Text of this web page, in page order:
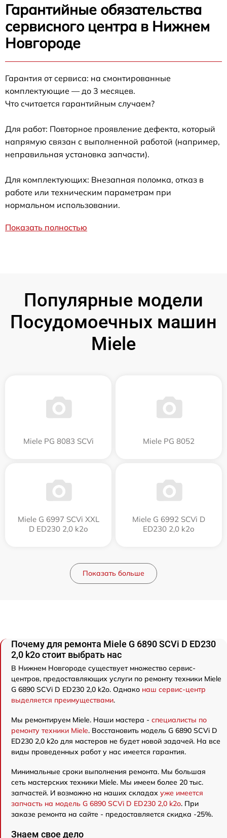
Гарантийные обязательства
сервисного центра в Нижнем
Новгороде
Гарантия от сервиса: на смонтированные
комплектующие — до 3 месяцев.
Что считается гарантийным случаем?
Для работ: Повторное проявление дефекта, который
напрямую связан с выполненной работой (например,
неправильная установка запчасти).
Для комплектующих: Внезапная поломка, отказ в
работе или техническим параметрам при
нормальном использовании.
Показать полностью
Популярные модели
Посудомоечных машин
Miele
Miele PG 8083 SCVi Miele PG 8052
Miele G 6997 SCVi XXL
D ED230 2,0 k2o
Miele G 6992 SCVi D
ED230 2,0 k2o
Показать больше
Почему для ремонта Miele G 6890 SCVi D ED230
2,0 k2o стоит выбрать нас
В Нижнем Новгороде существует множество сервис-
центров, предоставляющих услуги по ремонту техники Miele
G 6890 SCVi D ED230 2,0 k2o. Однако наш сервис-центр
выделяется преимуществами.
Мы ремонтируем Miele. Наши мастера - специалисты по
ремонту техники Miele. Восстановить модель G 6890 SCVi D
ED230 2,0 k2o для мастеров не будет новой задачей. На все
виды проведенных работ у нас имеется гарантия.
Минимальные сроки выполнения ремонта. Мы большая
сеть мастерских техники Miele. Мы имеем более 20 тыс.
запчастей. И возможно на наших складах уже имеется
запчасть на модель G 6890 SCVi D ED230 2,0 k2o. При
заказе ремонта на сайте - предоставляется скидка -25%.
Знаем свое дело